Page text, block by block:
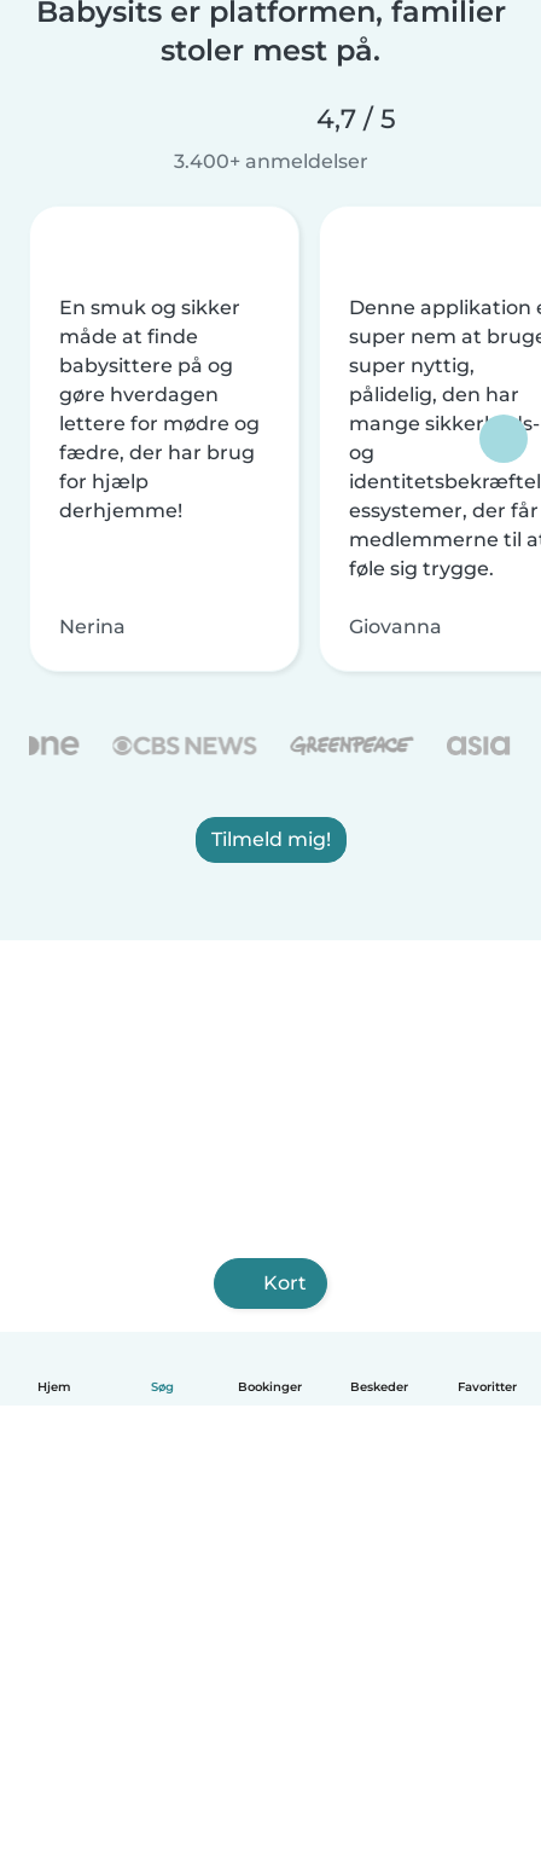
Hjem Søg Bookinger Beskeder Favoritter
Babysits er platformen, familier
stoler mest på.
4,7 / 5
3.400+ anmeldelser
En smuk og sikker
måde at finde
babysittere på og
gøre hverdagen
lettere for mødre og
fædre, der har brug
for hjælp
derhjemme!
Nerina
Denne applikation
super nem at
super nyttig,
pålidelig, den har
mange sikkerheds-
og
essystemer, der får
medlemmerne til
føle sig trygge.
Giovanna
Tilmeld mig!
Kort